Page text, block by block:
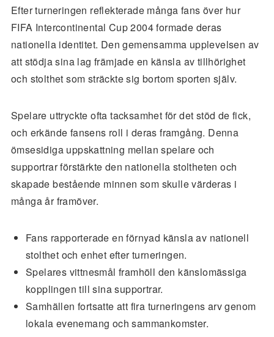
Efter turneringen reflekterade många fans över hur
FIFA Intercontinental Cup 2004 formade deras
nationella identitet. Den gemensamma upplevelsen av
att stödja sina lag främjade en känsla av tillhörighet
och stolthet som sträckte sig bortom sporten själv.
Spelare uttryckte ofta tacksamhet för det stöd de fick,
och erkände fansens roll i deras framgång. Denna
ömsesidiga uppskattning mellan spelare och
supportrar förstärkte den nationella stoltheten och
skapade bestående minnen som skulle värderas i
många år framöver.
Fans rapporterade en förnyad känsla av nationell
stolthet och enhet efter turneringen.
Spelares vittnesmål framhöll den känslomässiga
kopplingen till sina supportrar.
Samhällen fortsatte att fira turneringens arv genom
lokala evenemang och sammankomster.